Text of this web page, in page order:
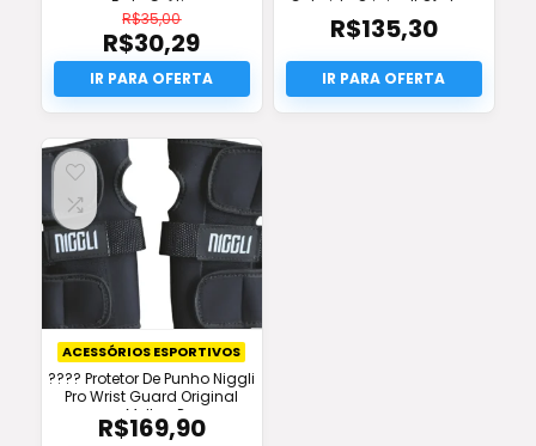
Frete Grátis
R$35,00
O
preço
original
era:
R$35,00.
R$30,29
O
preço
atual
é:
R$30,29.
Colorido Original! Oferta e
Frete Grátis
R$135,30
ACESSÓRIOS ESPORTIVOS
???? Protetor De Punho Niggli
Pro Wrist Guard Original
com Melhor Preço
R$169,90